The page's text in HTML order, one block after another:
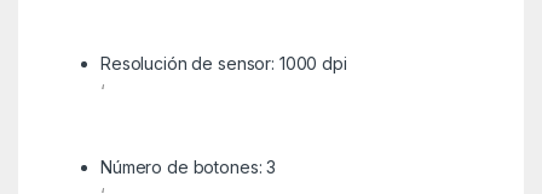
Resolución de sensor: 1000 dpi
‘
Número de botones: 3